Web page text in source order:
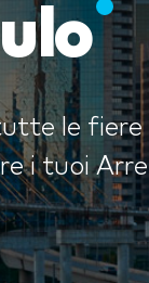
le fiere
i tuoi